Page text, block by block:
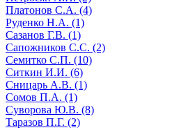
Платонов С.А. (4)
Руденко Н.А. (1)
Сазанов Г.В. (1)
Сапожников С.С. (2)
Семитко С.П. (10)
Ситкин И.И. (6)
Сницарь А.В. (1)
Сомов П.А. (1)
Суворова Ю.В. (8)
Таразов П.Г. (2)